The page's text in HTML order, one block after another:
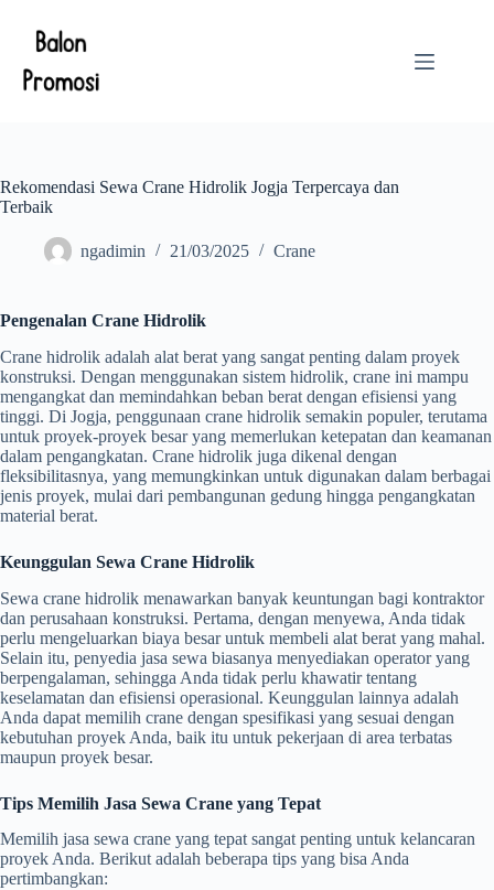
content
Rekomendasi Sewa Crane Hidrolik Jogja Terpercaya dan
Terbaik
ngadimin 21/03/2025 Crane
Pengenalan Crane Hidrolik
Crane hidrolik adalah alat berat yang sangat penting dalam proyek
konstruksi. Dengan menggunakan sistem hidrolik, crane ini mampu
mengangkat dan memindahkan beban berat dengan efisiensi yang
tinggi. Di Jogja, penggunaan crane hidrolik semakin populer, terutama
untuk proyek-proyek besar yang memerlukan ketepatan dan keamanan
dalam pengangkatan. Crane hidrolik juga dikenal dengan
fleksibilitasnya, yang memungkinkan untuk digunakan dalam berbagai
jenis proyek, mulai dari pembangunan gedung hingga pengangkatan
material berat.
Keunggulan Sewa Crane Hidrolik
Sewa crane hidrolik menawarkan banyak keuntungan bagi kontraktor
dan perusahaan konstruksi. Pertama, dengan menyewa, Anda tidak
perlu mengeluarkan biaya besar untuk membeli alat berat yang mahal.
Selain itu, penyedia jasa sewa biasanya menyediakan operator yang
berpengalaman, sehingga Anda tidak perlu khawatir tentang
keselamatan dan efisiensi operasional. Keunggulan lainnya adalah
Anda dapat memilih crane dengan spesifikasi yang sesuai dengan
kebutuhan proyek Anda, baik itu untuk pekerjaan di area terbatas
maupun proyek besar.
Tips Memilih Jasa Sewa Crane yang Tepat
Memilih jasa sewa crane yang tepat sangat penting untuk kelancaran
proyek Anda. Berikut adalah beberapa tips yang bisa Anda
pertimbangkan: